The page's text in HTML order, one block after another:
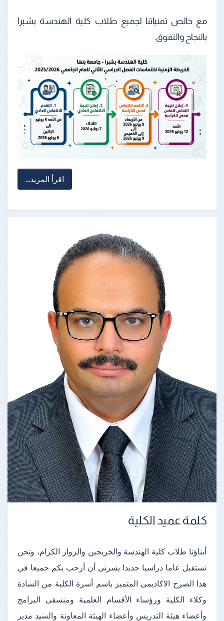
مع خالص تمنياتنا لجميع طلاب كلية الهندسة بشبرا
بالنجاح والتفوق.
اقرأ المزيد...
كلمة عميد الكلية
أبناؤنا طلاب كلية الهندسة والخريجين والزوار الكرام، ونحن
نستقبل عاما دراسيا جديدا يسرنى أن أرحب بكم جميعا في
هذا الصرح الاكاديمى المتميز باسم أسرة الكلية من السادة
وكلاء الكلية ورؤساء الأقسام العلمية ومنسقى البرامج
وأعضاء هيئة التدريس وأعضاء الهيئة المعاونة والسيد مدير